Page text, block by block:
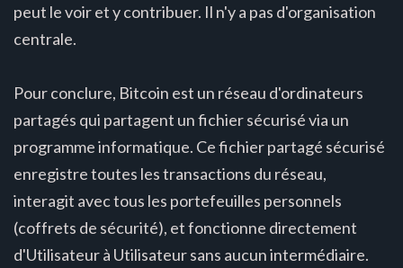
peut le voir et y contribuer. Il n'y a pas d'organisation
centrale.
Pour conclure, Bitcoin est un réseau d'ordinateurs
partagés qui partagent un fichier sécurisé via un
programme informatique. Ce fichier partagé sécurisé
enregistre toutes les transactions du réseau,
interagit avec tous les portefeuilles personnels
(coffrets de sécurité), et fonctionne directement
d'Utilisateur à Utilisateur sans aucun intermédiaire.